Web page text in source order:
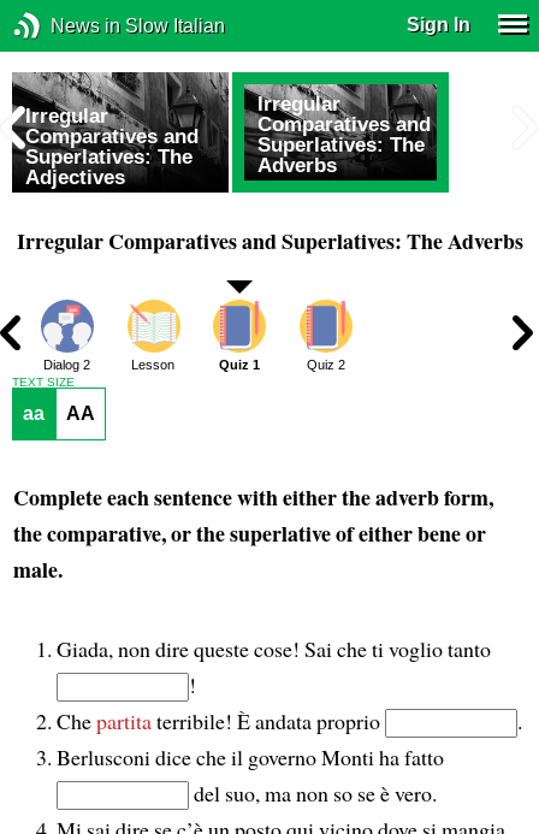
News in Slow Italian Sign In
Irregular
Comparatives and
Superlatives: The
Adjectives
Irregular
Comparatives and
Superlatives: The
Adverbs
Irregular Comparatives and Superlatives: The Adverbs
Dialog 2 Lesson Quiz 1 Quiz 2
TEXT SIZE
aa AA
Complete each sentence with either the adverb form,
the comparative, or the superlative of eitherbeneor
male.
Giada, non dire queste cose! Sai che ti voglio tanto
!
Chepartitaterribile! È andata proprio
.
Berlusconi dice che il governo Monti ha fatto
del suo, ma non so se è vero.